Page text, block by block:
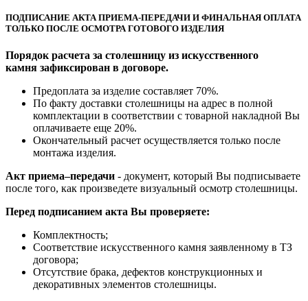
ПОДПИСАНИЕ АКТА ПРИЕМА-ПЕРЕДАЧИ И ФИНАЛЬНАЯ ОПЛАТА
ТОЛЬКО ПОСЛЕ ОСМОТРА ГОТОВОГО ИЗДЕЛИЯ
Порядок расчета за столешницу из искусственного
камня зафиксирован в договоре.
Предоплата за изделие составляет 70%.
По факту доставки столешницы на адрес в полной
комплектации в соответствии с товарной накладной Вы
оплачиваете еще 20%.
Окончательный расчет осуществляется только после
монтажа изделия.
Акт приема–передачи - документ, который Вы подписываете
после того, как произведете визуальный осмотр столешницы.
Перед подписанием акта Вы проверяете:
Комплектность;
Cоответствие искусственного камня заявленному в ТЗ
договора;
Отсутствие брака, дефектов конструкционных и
декоративных элементов столешницы.